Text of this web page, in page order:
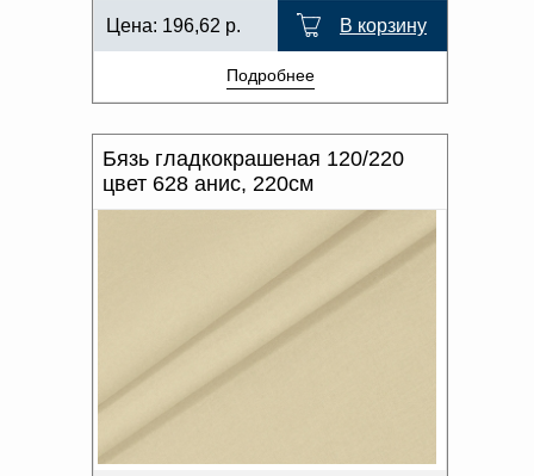
Цена: 196,62 р. В корзину
Подробнее
Бязь гладкокрашеная 120/220
цвет 628 анис, 220см